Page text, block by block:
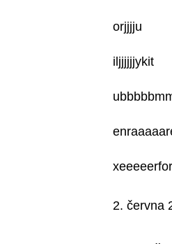
orjjjju
iljjjjjjykit
2. června